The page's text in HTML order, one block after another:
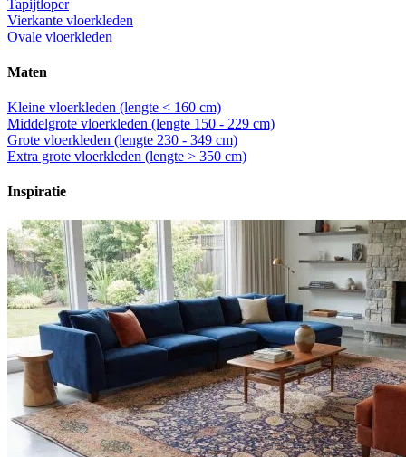
Tapijtloper
Vierkante vloerkleden
Ovale vloerkleden
Maten
Kleine vloerkleden (lengte < 160 cm)
Middelgrote vloerkleden (lengte 150 - 229 cm)
Grote vloerkleden (lengte 230 - 349 cm)
Extra grote vloerkleden (lengte > 350 cm)
Inspiratie